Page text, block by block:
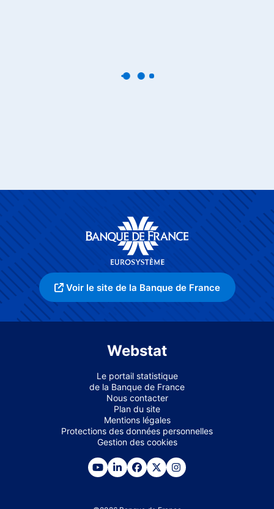
Voir le site de la Banque de France
Webstat
Le portail statistique
de la Banque de France
Nous contacter
Plan du site
Mentions légales
Protections des données personnelles
Gestion des cookies